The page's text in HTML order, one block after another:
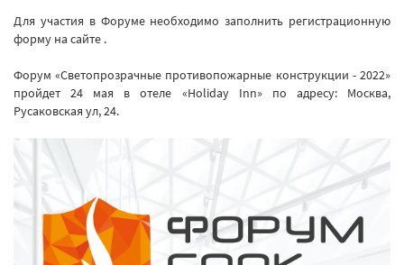
Для участия в Форуме необходимо заполнить регистрационную
форму на сайте .
Форум «Светопрозрачные противопожарные конструкции - 2022»
пройдет 24 мая в отеле «Holiday Inn» по адресу: Москва,
Русаковская ул, 24.